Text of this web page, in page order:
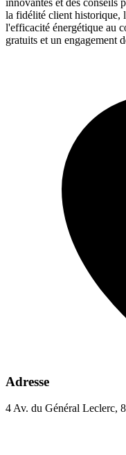
la fidélité client historique,
l'efficacité énergétique au
gratuits et un engagement
Adresse
4 Av. du Général Leclerc,